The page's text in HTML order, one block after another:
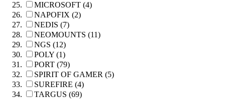
MICROSOFT (4)
NAPOFIX (2)
NEDIS (7)
NEOMOUNTS (11)
NGS (12)
POLY (1)
PORT (79)
SPIRIT OF GAMER (5)
SUREFIRE (4)
TARGUS (69)